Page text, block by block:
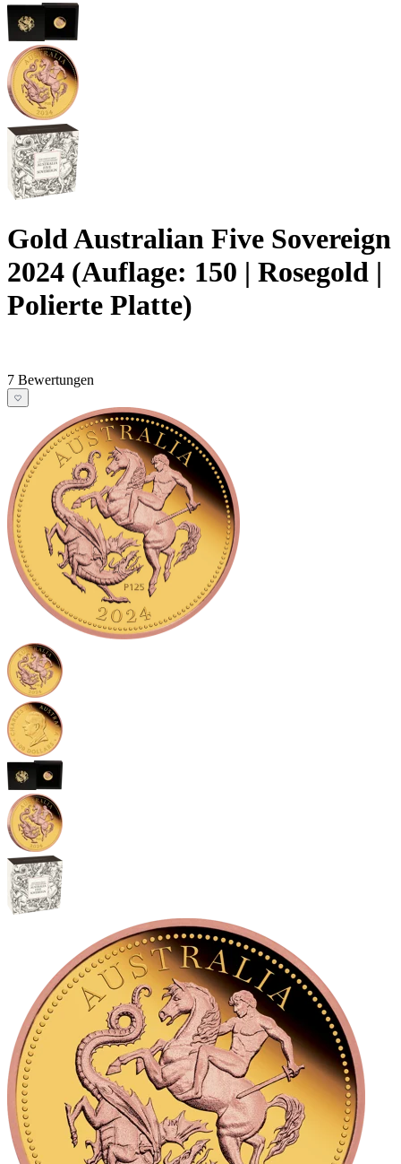
Gold Australian Five Sovereign
2024 (Auflage: 150 | Rosegold |
Polierte Platte)
7 Bewertungen